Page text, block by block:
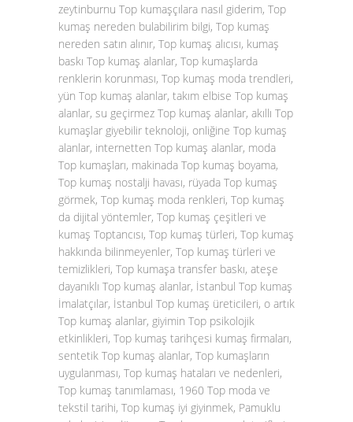
zeytinburnu Top kumaşçılara nasıl giderim, Top
kumaş nereden bulabilirim bilgi, Top kumaş
nereden satın alınır, Top kumaş alıcısı, kumaş
baskı Top kumaş alanlar, Top kumaşlarda
renklerin korunması, Top kumaş moda trendleri,
yün Top kumaş alanlar, takım elbise Top kumaş
alanlar, su geçirmez Top kumaş alanlar, akıllı Top
kumaşlar giyebilir teknoloji, onliğine Top kumaş
alanlar, internetten Top kumaş alanlar, moda
Top kumaşları, makinada Top kumaş boyama,
Top kumaş nostalji havası, rüyada Top kumaş
görmek, Top kumaş moda renkleri, Top kumaş
da dijital yöntemler, Top kumaş çeşitleri ve
kumaş Toptancısı, Top kumaş türleri, Top kumaş
hakkında bilinmeyenler, Top kumaş türleri ve
temizlikleri, Top kumaşa transfer baskı, ateşe
dayanıklı Top kumaş alanlar, İstanbul Top kumaş
İmalatçılar, İstanbul Top kumaş üreticileri, o artık
Top kumaş alanlar, giyimin Top psikolojik
etkinlikleri, Top kumaş tarihçesi kumaş firmaları,
sentetik Top kumaş alanlar, Top kumaşların
uygulanması, Top kumaş hataları ve nedenleri,
Top kumaş tanımlaması, 1960 Top moda ve
tekstil tarihi, Top kumaş iyi giyinmek, Pamuklu